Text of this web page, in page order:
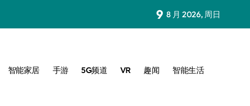
9 8 月 2026, 周日
智能家居 手游 5G频道 VR 趣闻 智能生活